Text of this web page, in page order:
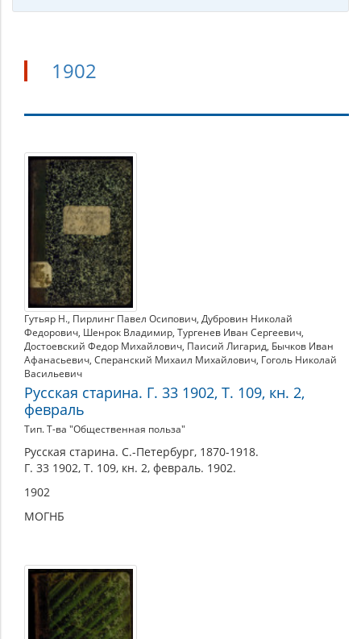
1902
1902
Гутьяр Н., Пирлинг Павел Осипович, Дубровин Николай
Федорович, Шенрок Владимир, Тургенев Иван Сергеевич,
Достоевский Федор Михайлович, Паисий Лигарид, Бычков Иван
Афанасьевич, Сперанский Михаил Михайлович, Гоголь Николай
Васильевич
Русская старина. Г. 33 1902, Т. 109, кн. 2,
февраль
Тип. Т-ва "Общественная польза"
Русская старина. С.-Петербург, 1870-1918.
Г. 33 1902, Т. 109, кн. 2, февраль. 1902.
1902
МОГНБ